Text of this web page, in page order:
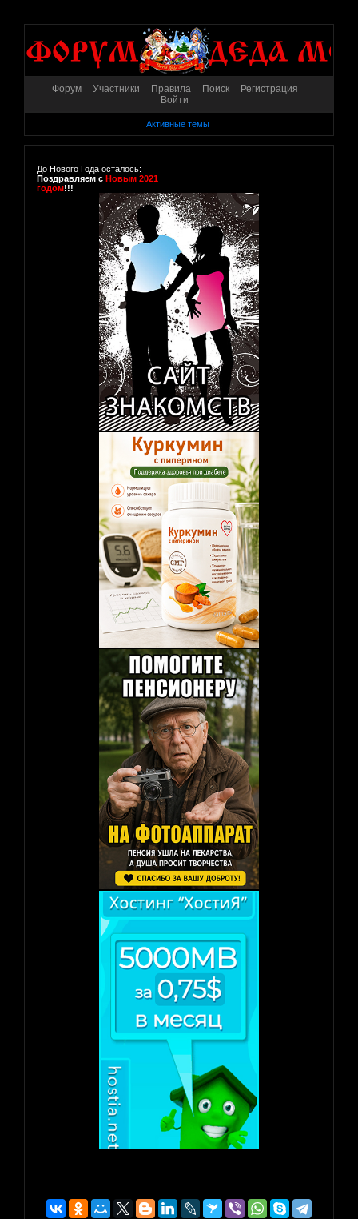
Форум Участники Правила Поиск
Регистрация
Войти
Активные темы
До Нового Года осталось:
Поздравляем с Новым 2021
годом!!!